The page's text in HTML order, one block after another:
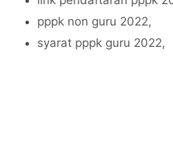
pppk non guru 2022,
syarat pppk guru 2022,